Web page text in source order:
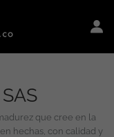
que cree en la
hechas, con calidad y